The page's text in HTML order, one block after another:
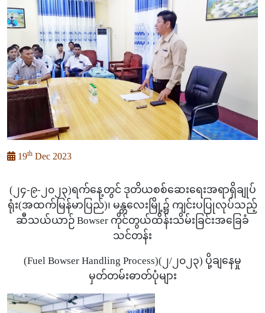
19th Dec 2023
(၂၄-၉-၂၀၂၃)ရက်နေ့တွင် ဒုတိယစစ်ဆေးရေးအရာရှိချုပ်
ရုံး(အထက်မြန်မာပြည်)၊ မန္တလေးမြို့၌ ကျင်းပပြုလုပ်သည့်
ဆီသယ်ယာဉ် Bowser ကိုင်တွယ်ထိန်းသိမ်းခြင်းအခြေခံ
သင်တန်း
(Fuel Bowser Handling Process)(၂/၂၀၂၃) ပို့ချနေမှု
မှတ်တမ်းဓာတ်ပုံများ